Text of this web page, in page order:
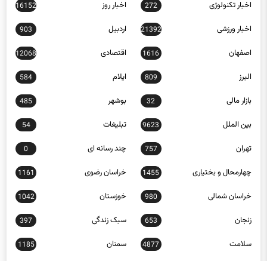
اخبار تکنولوژی 272 اخبار روز 16152
اخبار ورزشی 21392 اردبیل 903
اصفهان 1616 اقتصادی 12068
البرز 809 ایلام 584
بازار مالی 32 بوشهر 485
بین الملل 9623 تبلیغات 54
تهران 757 چند رسانه ای 0
چهارمحال و بختیاری 1455 خراسان رضوی 1161
خراسان شمالی 980 خوزستان 1042
زنجان 653 سبک زندگی 397
سلامت 4877 سمنان 1185